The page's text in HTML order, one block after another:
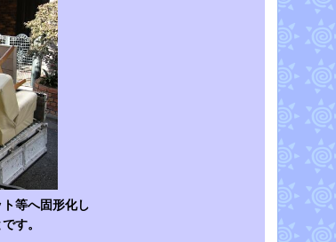
等へ固形化し
す。